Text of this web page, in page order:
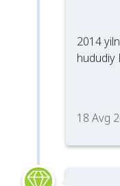
2014
hududiy
18 Avg